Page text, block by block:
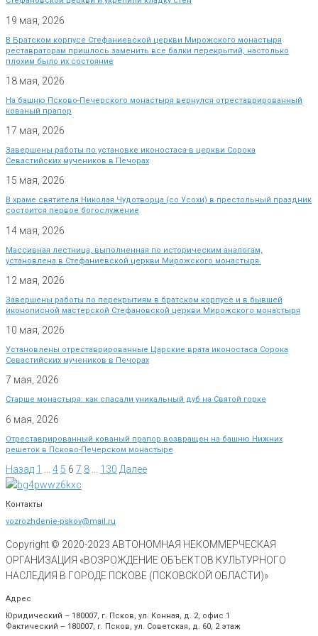
19 мая, 2026
В Братском корпусе Стефаниевской церкви Мирожского монастыря
реставраторам пришлось заменить все балки перекрытий, настолько
плохим было их состояние
18 мая, 2026
На башню Псково-Печерского монастыря вернулся отреставрированный
кованый прапор
17 мая, 2026
Завершены работы по установке иконостаса в церкви Сорока
Севастийских мучеников в Печорах
15 мая, 2026
В храме святителя Николая Чудотворца (со Усохи) в престольный праздник
состоится первое богослужение
14 мая, 2026
Массивная лестница, выполненная по историческим аналогам,
установлена в Стефаниевской церкви Мирожского монастыря.
12 мая, 2026
Завершены работы по перекрытиям в братском корпусе и в бывшей
иконописной мастерской Стефановской церкви Мирожского монастыря
10 мая, 2026
Установлены отреставрированные Царские врата иконостаса Сорока
Севастийских мучеников в Печорах
7 мая, 2026
Старше монастыря: как спасали уникальный дуб на Святой горке
6 мая, 2026
Отреставрированный кованый прапор возвращен на башню Нижних
решеток в Псково-Печерском монастыре
Назад 1 4 5 6 7 8 130 Далее
Контакты
vozrozhdenie-pskov@mail.ru
Copyright © 2020-2023 АВТОНОМНАЯ НЕКОММЕРЧЕСКАЯ
ОРГАНИЗАЦИЯ «ВОЗРОЖДЕНИЕ ОБЪЕКТОВ КУЛЬТУРНОГО
НАСЛЕДИЯ В ГОРОДЕ ПСКОВЕ (ПСКОВСКОЙ ОБЛАСТИ)»
Адрес
Юридический – 180007, г. Псков, ул. Конная, д. 2, офис 1
Фактический – 180007, г. Псков, ул. Советская, д. 60, 2 этаж